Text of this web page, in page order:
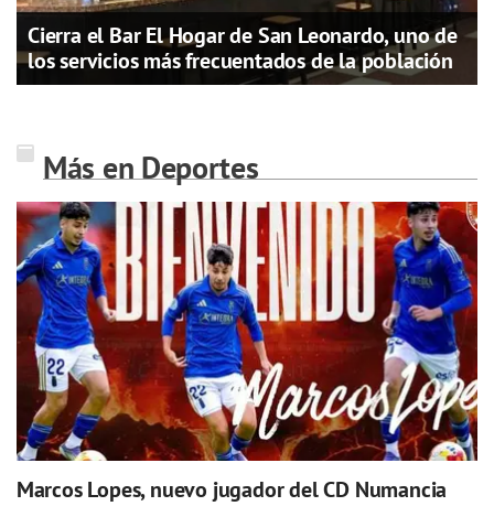
Cierra el Bar El Hogar de San Leonardo, uno de
los servicios más frecuentados de la población
Más en Deportes
Marcos Lopes, nuevo jugador del CD Numancia